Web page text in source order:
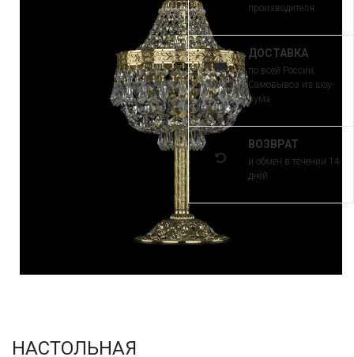
НАСТОЛЬНАЯ
производителя
ДОСТАВКА
по всей России.
Самовывоз из шоу-
рума
ВОЗВРАТ
и обмен в течении 14
дней